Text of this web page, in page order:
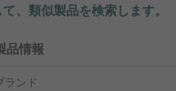
、類似製品を検索します。
品情報
ランド